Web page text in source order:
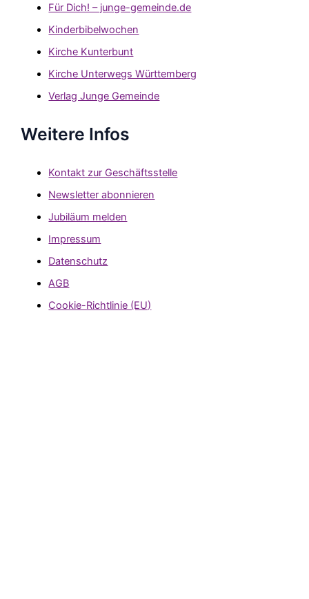
Für Dich! – junge-gemeinde.de
Kinderbibelwochen
Kirche Kunterbunt
Kirche Unterwegs Württemberg
Verlag Junge Gemeinde
Weitere Infos
Kontakt zur Geschäftsstelle
Newsletter abonnieren
Jubiläum melden
Impressum
Datenschutz
AGB
Cookie-Richtlinie (EU)